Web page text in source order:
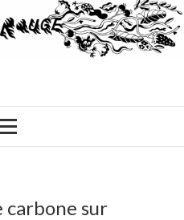
carbone sur